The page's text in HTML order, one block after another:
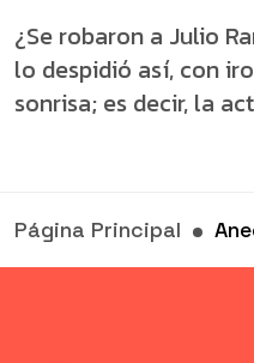
¿Se robaron a Julio
lo despidió así, con
sonrisa; es decir, la
Página Principal